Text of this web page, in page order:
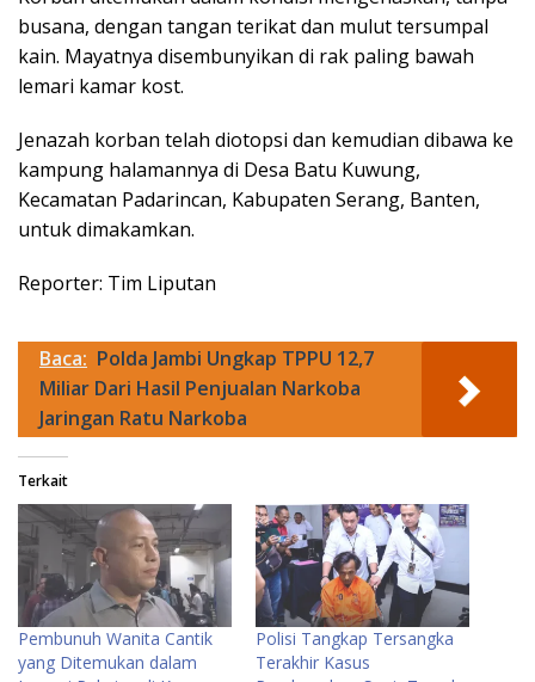
busana, dengan tangan terikat dan mulut tersumpal
kain. Mayatnya disembunyikan di rak paling bawah
lemari kamar kost.
Jenazah korban telah diotopsi dan kemudian dibawa ke
kampung halamannya di Desa Batu Kuwung,
Kecamatan Padarincan, Kabupaten Serang, Banten,
untuk dimakamkan.
Reporter: Tim Liputan
Baca: Polda Jambi Ungkap TPPU 12,7
Miliar Dari Hasil Penjualan Narkoba
Jaringan Ratu Narkoba
Terkait
Pembunuh Wanita Cantik
yang Ditemukan dalam
Polisi Tangkap Tersangka
Terakhir Kasus